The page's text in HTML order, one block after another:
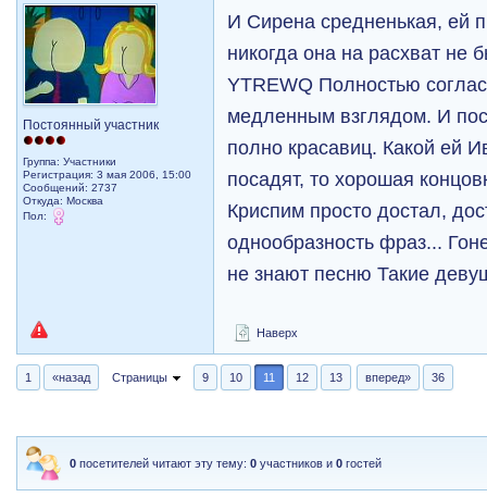
Постоянный участник
Группа: Участники
Регистрация: 3 мая 2006, 15:00
Сообщений: 2737
Откуда: Москва
Пол:
И Сирена средненькая, ей
никогда она на расхват не
YTREWQ Полностью
медленным взглядом. И
полно красавиц. Какой ей
посадят, то хорошая
Криспим просто достал,
однообразность фраз...
не знают песню Такие
Наверх
1 «назад Страницы 9 10 11 12 13 вперед» 36
0 посетителей читают эту тему:0 участников и0 гостей